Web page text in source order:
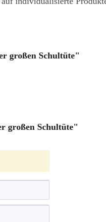
großen Schultüte"
großen Schultüte"